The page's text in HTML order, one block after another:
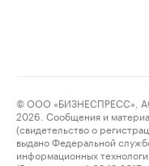
© ООО «БИЗНЕСПРЕСС»,
2026. Сообщения и
(свидетельство о
выдано Федеральной
информационных